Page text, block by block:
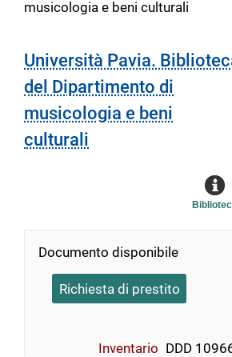
musicologia e beni culturali
Università Pavia.
del Dipartimento di
musicologia e beni
culturali
Documento disponibile
Richiesta di prestito
Inventario DDD